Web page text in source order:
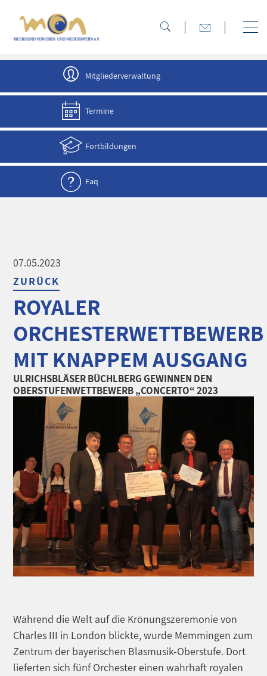
direkt zur Navigation
Mitgliederverwaltung
Termine
Fortbildungen
Faq
07.05.2023
ZURÜCK
ROYALER
ORCHESTERWETTBEWERB
MIT KNAPPEM AUSGANG
ULRICHSBLÄSER BÜCHLBERG GEWINNEN DEN
OBERSTUFENWETTBEWERB „CONCERTO“ 2023
Während die Welt auf die Krönungszeremonie von
Charles III in London blickte, wurde Memmingen zum
Zentrum der bayerischen Blasmusik-Oberstufe. Dort
lieferten sich fünf Orchester einen wahrhaft royalen